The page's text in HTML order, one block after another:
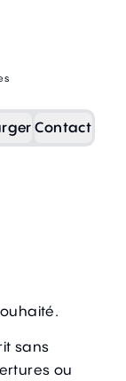
Contact
sans
ou